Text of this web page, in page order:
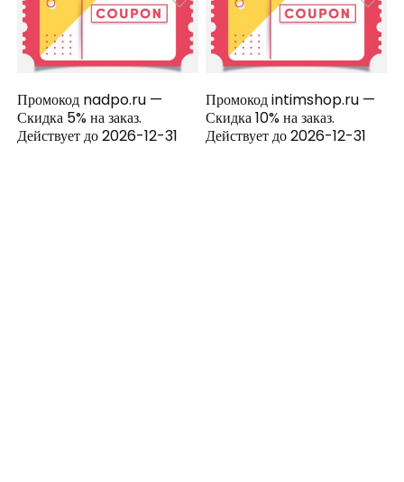
Промокод nadpo.ru —
Скидка 5% на заказ.
Действует до 2026-12-31
Промокод intimshop.ru —
Скидка 10% на заказ.
Действует до 2026-12-31